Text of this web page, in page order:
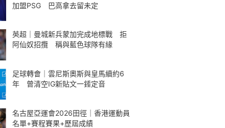
加盟PSG 巴高拿去留未定
英超｜曼城新兵蒙加完成地標戰 拒
阿仙奴招攬 稱與藍色球隊有緣
足球轉會｜雲尼斯奧斯與皇馬續約6
年 曾清空IG新貼文一錘定音
名古屋亞運會2026田徑｜香港運動員
名單+賽程賽果+歷屆成績